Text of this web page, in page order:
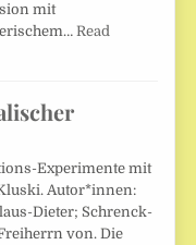
mit
Read
Experimente mit
Autor*innen:
Dieter; Schrenck-
von. Die